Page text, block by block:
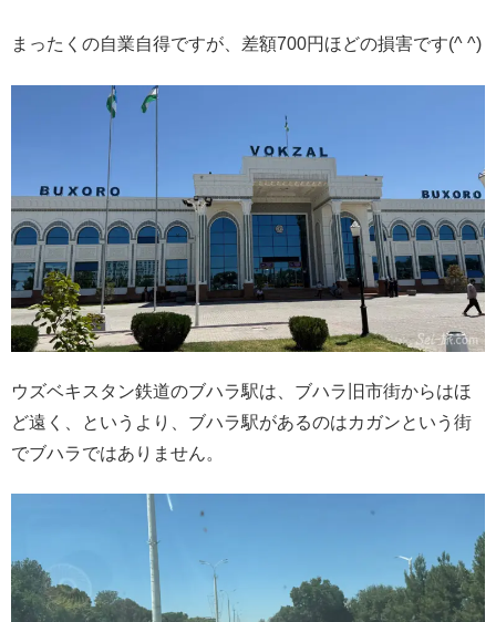
まったくの自業自得ですが、差額700円ほどの損害です(^ ^)
ウズベキスタン鉄道のブハラ駅は、ブハラ旧市街からはほ
ど遠く、というより、ブハラ駅があるのはカガンという街
でブハラではありません。